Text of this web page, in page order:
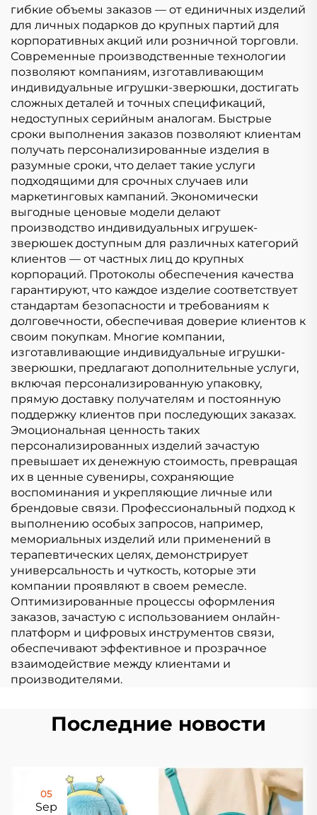
гибкие объемы заказов — от единичных изделий
для личных подарков до крупных партий для
корпоративных акций или розничной торговли.
Современные производственные технологии
позволяют компаниям, изготавливающим
индивидуальные игрушки-зверюшки, достигать
сложных деталей и точных спецификаций,
недоступных серийным аналогам. Быстрые
сроки выполнения заказов позволяют клиентам
получать персонализированные изделия в
разумные сроки, что делает такие услуги
подходящими для срочных случаев или
маркетинговых кампаний. Экономически
выгодные ценовые модели делают
производство индивидуальных игрушек-
зверюшек доступным для различных категорий
клиентов — от частных лиц до крупных
корпораций. Протоколы обеспечения качества
гарантируют, что каждое изделие соответствует
стандартам безопасности и требованиям к
долговечности, обеспечивая доверие клиентов к
своим покупкам. Многие компании,
изготавливающие индивидуальные игрушки-
зверюшки, предлагают дополнительные услуги,
включая персонализированную упаковку,
прямую доставку получателям и постоянную
поддержку клиентов при последующих заказах.
Эмоциональная ценность таких
персонализированных изделий зачастую
превышает их денежную стоимость, превращая
их в ценные сувениры, сохраняющие
воспоминания и укрепляющие личные или
брендовые связи. Профессиональный подход к
выполнению особых запросов, например,
мемориальных изделий или применений в
терапевтических целях, демонстрирует
универсальность и чуткость, которые эти
компании проявляют в своем ремесле.
Оптимизированные процессы оформления
заказов, зачастую с использованием онлайн-
платформ и цифровых инструментов связи,
обеспечивают эффективное и прозрачное
взаимодействие между клиентами и
производителями.
Последние новости
05
Sep